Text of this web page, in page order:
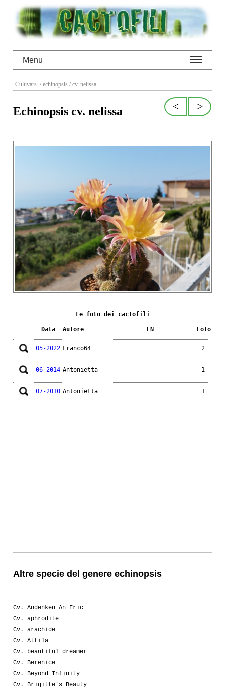
Menu
Cultivars / echinopsis / cv. nelissa
>
<
Echinopsis cv. nelissa
Le foto dei cactofili
Data Autore FN Foto
05-2022 Franco64 2
06-2014 Antonietta 1
07-2010 Antonietta 1
Altre specie del genere echinopsis
Cv. Andenken An Fric
Cv. aphrodite
Cv. arachide
Cv. Attila
Cv. beautiful dreamer
Cv. Berenice
Cv. Beyond Infinity
Cv. Brigitte's Beauty